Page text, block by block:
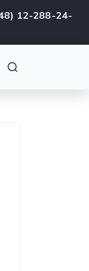
12-288-24-